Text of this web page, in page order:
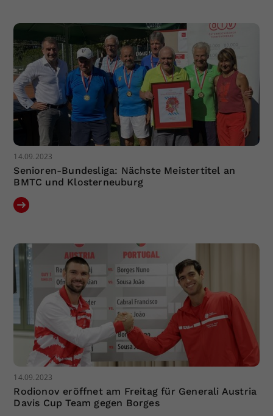
14.09.2023
Senioren-Bundesliga: Nächste Meistertitel an
BMTC und Klosterneuburg
14.09.2023
Rodionov eröffnet am Freitag für Generali Austria
Davis Cup Team gegen Borges
Zweck
Einstellungen. Unter anderem eine
zufällig generierte ID, für die
historische Speicherung Ihrer
vorgenommen Einstellungen, falls der
Webseiten-Betreiber dies eingestellt
hat.